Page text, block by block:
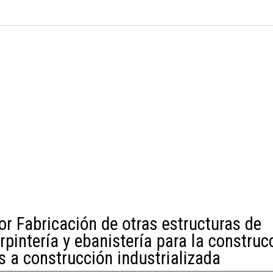
Fabricación de otras estructuras de
y ebanistería para la
a construcción industrializada